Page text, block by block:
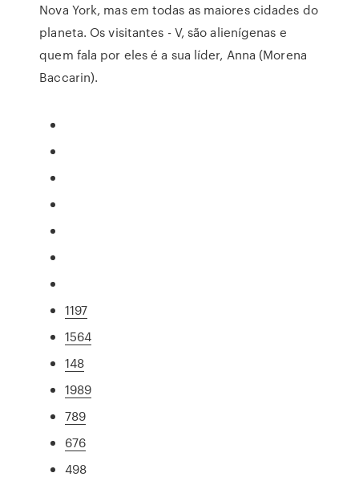
Nova York, mas em todas as maiores cidades do
planeta. Os visitantes - V, são alienígenas e
quem fala por eles é a sua líder, Anna (Morena
Baccarin).
1197
1564
148
1989
789
676
498